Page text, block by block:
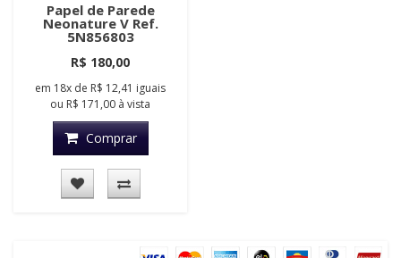
Papel de Parede
Neonature V Ref.
5N856803
R$ 180,00
em 18x de R$ 12,41 iguais
ou R$ 171,00 à vista
Comprar